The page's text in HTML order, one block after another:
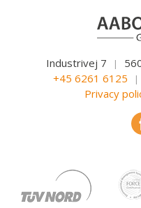
Industrivej 7 |
+45 6261 6125 |
Privacy